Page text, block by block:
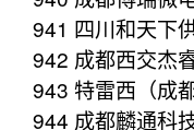
941 四川和天下
942 成都西交杰
943 特雷西（成
944 成都麟通科